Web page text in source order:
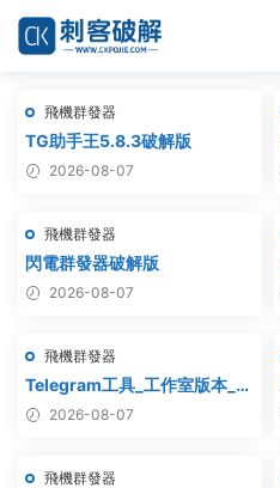
飛機群發器
TG助手王5.8.3破解版
2026-08-07
飛機群發器
閃電群發器破解版
2026-08-07
飛機群發器
Telegram工具_工作室版本_飛
機群發器_最新破解版
2026-08-07
飛機群發器